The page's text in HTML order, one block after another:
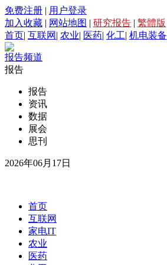
免费注册 | 用户登录
加入收藏 | 网站地图 | 研究报告 | 繁體版
首页| 互联网 | 农业| 医药| 化工| 机电装备
报告频道
报告
报告
资讯
数据
展会
思刊
2026年06月17日
首页
互联网
家电IT
农业
医药